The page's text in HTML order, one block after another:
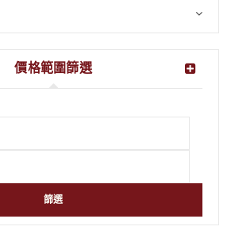
價格範圍篩選
篩選